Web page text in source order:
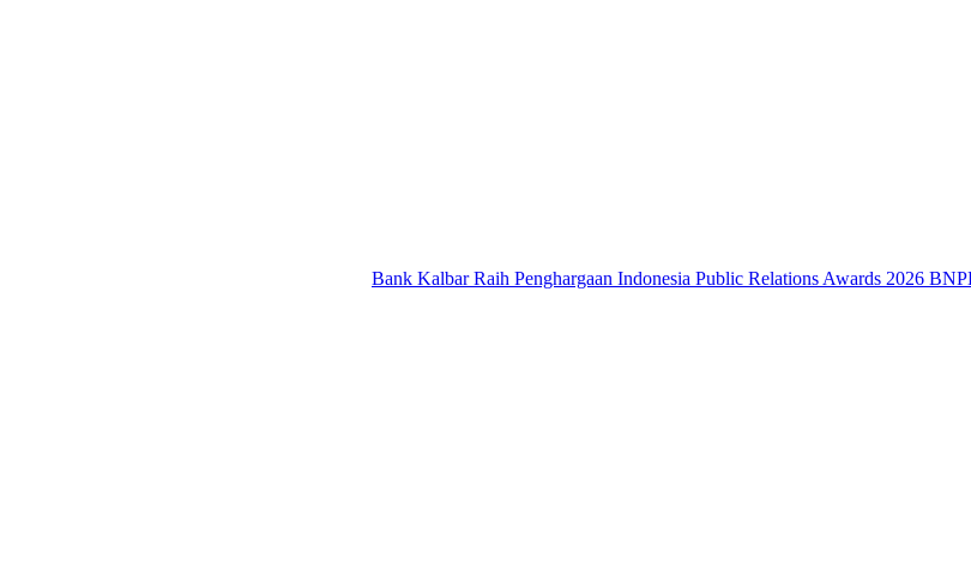
Bank Kalbar Raih Penghargaan Indonesia Public Relations Awards 2026 BNPB: